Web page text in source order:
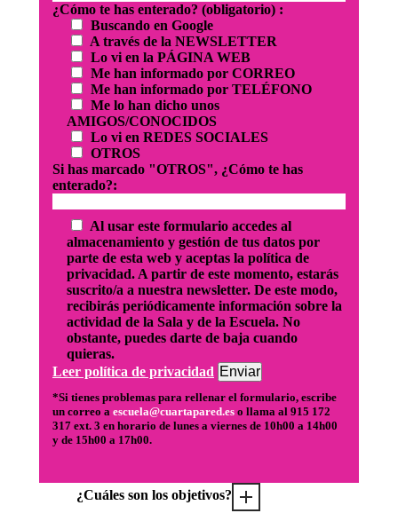
¿Cómo te has enterado? (obligatorio) :
Buscando en Google
A través de la NEWSLETTER
Lo vi en la PÁGINA WEB
Me han informado por CORREO
Me han informado por TELÉFONO
Me lo han dicho unos
AMIGOS/CONOCIDOS
Lo vi en REDES SOCIALES
OTROS
Si has marcado "OTROS", ¿Cómo te has
enterado?:
Al usar este formulario accedes al
almacenamiento y gestión de tus datos por
parte de esta web y aceptas la política de
privacidad. A partir de este momento, estarás
suscrito/a a nuestra newsletter. De este modo,
recibirás periódicamente información sobre la
actividad de la Sala y de la Escuela. No
obstante, puedes darte de baja cuando
quieras.
Leer política de privacidad Enviar
*Si tienes problemas para rellenar el formulario, escribe
un correo a escuela@cuartapared.es o llama al 915 172
317 ext. 3 en horario de lunes a viernes de 10h00 a 14h00
y de 15h00 a 17h00.
¿Cuáles son los objetivos?